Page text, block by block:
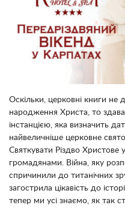
Оскільки, церковні книги не
народження Христа, то
інстанцією, яка визначить
найвеличніше церковне
Святкувати Різдво
громадянами. Війна, яку
спричинили до титанічних
загострила цікавість до
тепер ми усі знаємо, як так